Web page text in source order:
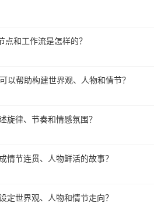
和工作流是怎样的？
以帮助构建世界观、人物和情节？
旋律、节奏和情感氛围？
情节连贯、人物鲜活的故事？
定世界观、人物和情节走向？